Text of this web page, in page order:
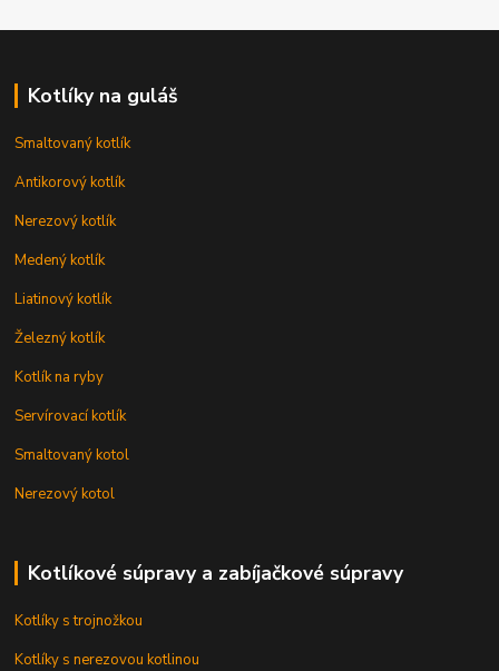
Kotlíky na guláš
Smaltovaný kotlík
Antikorový kotlík
Nerezový kotlík
Medený kotlík
Liatinový kotlík
Železný kotlík
Kotlík na ryby
Servírovací kotlík
Smaltovaný kotol
Nerezový kotol
Kotlíkové súpravy a zabíjačkové súpravy
Kotlíky s trojnožkou
Kotlíky s nerezovou kotlinou